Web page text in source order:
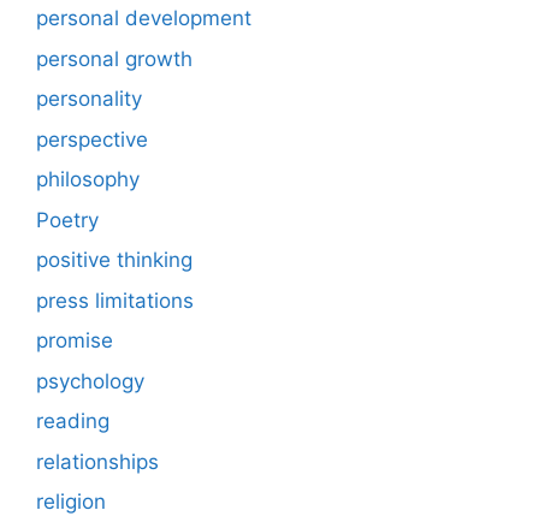
personal development
personal growth
personality
perspective
philosophy
Poetry
positive thinking
press limitations
promise
psychology
reading
relationships
religion